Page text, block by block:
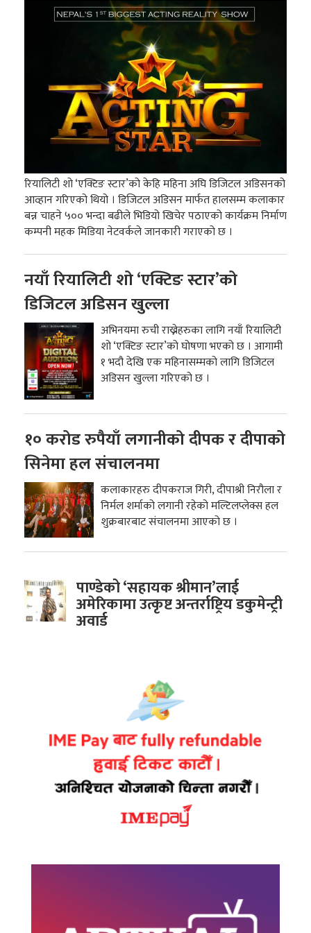
रियालिटी शो ‘एक्टिङ स्टार’को केहि महिना अघि डिजिटल अडिसनको
आव्हान गरिएको थियो । डिजिटल अडिसन मार्फत हालसम्म कलाकार
बन्न चाहने ५०० भन्दा बढीले भिडियो खिचेर पठाएको कार्यक्रम निर्माण
कम्पनी महक मिडिया नेटवर्कले जानकारी गराएको छ ।
नयाँ रियालिटी शो ‘एक्टिङ स्टार’को
डिजिटल अडिसन खुल्ला
अभिनयमा रुची राख्नेहरुका लागि नयाँ रियालिटी
शो ‘एक्टिङ स्टार’को घोषणा भएको छ । आगामी
१ भदौ देखि एक महिनासम्मको लागि डिजिटल
अडिसन खुल्ला गरिएको छ ।
१० करोड रुपैयाँ लगानीको दीपक र दीपाको
सिनेमा हल संचालनमा
कलाकारहरु दीपकराज गिरी, दीपाश्री निरौला र
निर्मल शर्माको लगानी रहेको मल्टिलप्लेक्स हल
शुक्रबारबाट संचालनमा आएको छ ।
पाण्डेको ‘सहायक श्रीमान’लाई
अमेरिकामा उत्कृष्ट अन्तर्राष्ट्रिय डकुमेन्ट्री
अवार्ड